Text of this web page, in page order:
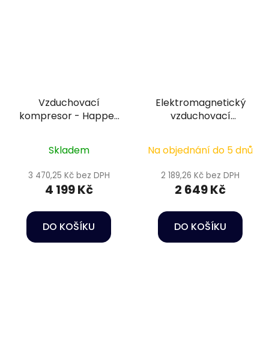
Vzduchovací
kompresor - Happet
Skladem
3 470,25 Kč bez DPH
4 199 Kč
DO KOŠÍKU
Elektromagnetický
vzduchovací
ACO-140
Na objednání do 5 dnů
2 189,26 Kč bez DPH
2 649 Kč
DO KOŠÍKU